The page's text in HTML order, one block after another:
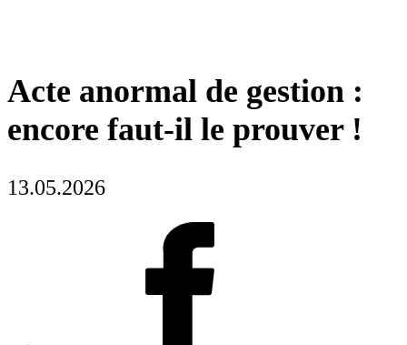
Acte anormal de gestion :
encore faut-il le prouver !
13.05.2026